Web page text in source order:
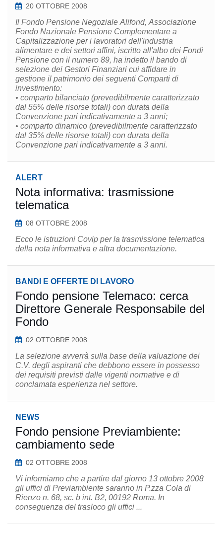
20 OTTOBRE 2008
Il Fondo Pensione Negoziale Alifond, Associazione
Fondo Nazionale Pensione Complementare a
Capitalizzazione per i lavoratori dell'industria
alimentare e dei settori affini, iscritto all'albo dei Fondi
Pensione con il numero 89, ha indetto il bando di
selezione dei Gestori Finanziari cui affidare in
gestione il patrimonio dei seguenti Comparti di
investimento:
• comparto bilanciato (prevedibilmente caratterizzato
dal 55% delle risorse totali) con durata della
Convenzione pari indicativamente a 3 anni;
• comparto dinamico (prevedibilmente caratterizzato
dal 35% delle risorse totali) con durata della
Convenzione pari indicativamente a 3 anni.
ALERT
Nota informativa: trasmissione
telematica
08 OTTOBRE 2008
Ecco le istruzioni Covip per la trasmissione telematica
della nota informativa e altra documentazione.
BANDI E OFFERTE DI LAVORO
Fondo pensione Telemaco: cerca
Direttore Generale Responsabile del
Fondo
02 OTTOBRE 2008
La selezione avverrà sulla base della valuazione dei
C.V. degli aspiranti che debbono essere in possesso
dei requisiti previsti dalle vigenti normative e di
conclamata esperienza nel settore.
NEWS
Fondo pensione Previambiente:
cambiamento sede
02 OTTOBRE 2008
Vi informiamo che a partire dal giorno 13 ottobre 2008
gli uffici di Previambiente saranno in P.zza Cola di
Rienzo n. 68, sc. b int. B2, 00192 Roma. In
conseguenza del trasloco gli uffici ...